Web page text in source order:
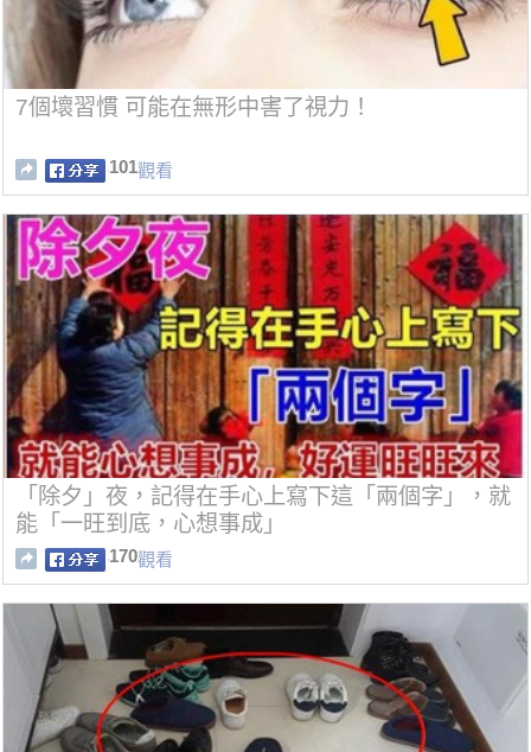
7個壞習慣 可能在無形中害了視力！
101觀看
「除夕」夜，記得在手心上寫下這「兩個字」，就
能「一旺到底，心想事成」
170觀看